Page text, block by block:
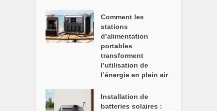
Comment les
stations
d’alimentation
portables
transforment
l’utilisation de
l’énergie en plein air
Installation de
batteries solaires :